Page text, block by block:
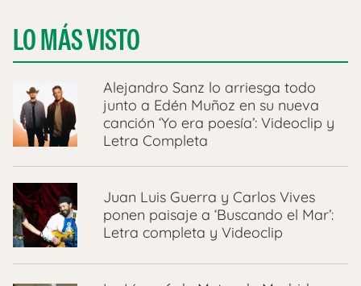
LO MÁS VISTO
Alejandro Sanz lo arriesga todo
junto a Edén Muñoz en su nueva
canción ‘Yo era poesía’: Videoclip y
Letra Completa
Juan Luis Guerra y Carlos Vives
ponen paisaje a ‘Buscando el Mar’:
Letra completa y Videoclip